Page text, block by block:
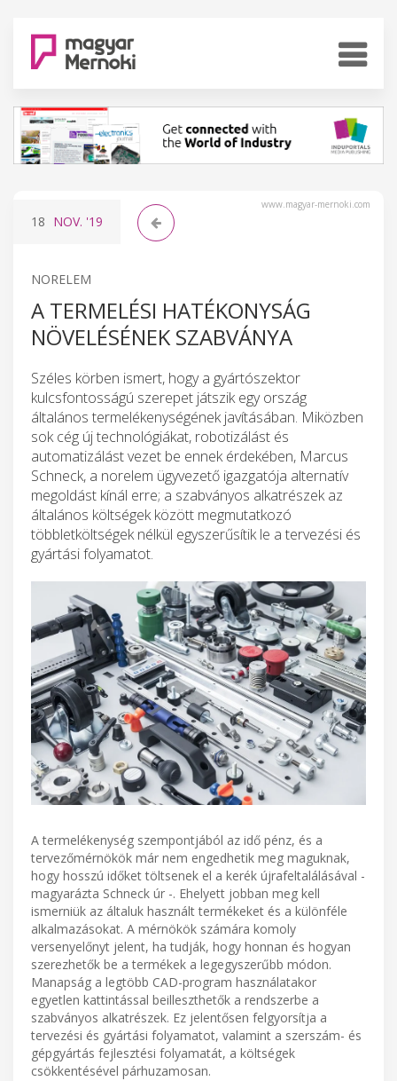
www.magyar-mernoki.com
18 NOV. '19
NORELEM
A TERMELÉSI HATÉKONYSÁG
NÖVELÉSÉNEK SZABVÁNYA
Széles körben ismert, hogy a gyártószektor
kulcsfontosságú szerepet játszik egy ország
általános termelékenységének javításában. Miközben
sok cég új technológiákat, robotizálást és
automatizálást vezet be ennek érdekében, Marcus
Schneck, a norelem ügyvezető igazgatója alternatív
megoldást kínál erre; a szabványos alkatrészek az
általános költségek között megmutatkozó
többletköltségek nélkül egyszerűsítik le a tervezési és
gyártási folyamatot.
A termelékenység szempontjából az idő pénz, és a
tervezőmérnökök már nem engedhetik meg maguknak,
hogy hosszú időket töltsenek el a kerék újrafeltalálásával -
magyarázta Schneck úr -. Ehelyett jobban meg kell
ismerniük az általuk használt termékeket és a különféle
alkalmazásokat. A mérnökök számára komoly
versenyelőnyt jelent, ha tudják, hogy honnan és hogyan
szerezhetők be a termékek a legegyszerűbb módon.
Manapság a legtöbb CAD-program használatakor
egyetlen kattintással beilleszthetők a rendszerbe a
szabványos alkatrészek. Ez jelentősen felgyorsítja a
tervezési és gyártási folyamatot, valamint a szerszám- és
gépgyártás fejlesztési folyamatát, a költségek
csökkentésével párhuzamosan.